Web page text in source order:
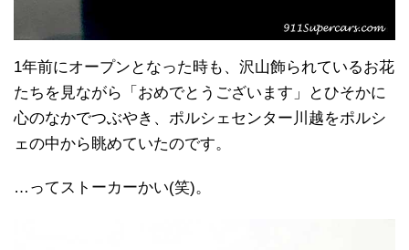
1年前にオープンとなった時も、沢山飾られているお花
たちを見ながら「おめでとうございます」とひそかに
心のなかでつぶやき、ポルシェセンター川越をポルシ
ェの中から眺めていたのです。
…ってストーカーかい(笑)。